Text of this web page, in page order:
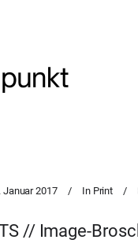
Januar 2017 In Print
// Image-